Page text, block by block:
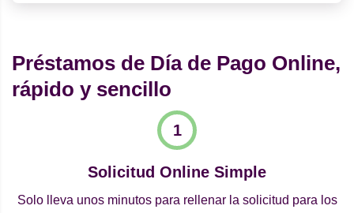
Préstamos de Día de Pago Online,
rápido y sencillo
Solicitud Online Simple
Solo lleva unos minutos para rellenar la solicitud para los